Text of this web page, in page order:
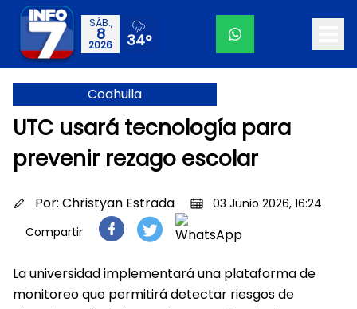
SÁB.,
8
2026 34°
Coahuila
UTC usará tecnología para
prevenir rezago escolar
Por: Christyan Estrada
03 Junio 2026, 16:24
Compartir
La universidad implementará una plataforma de
monitoreo que permitirá detectar riesgos de